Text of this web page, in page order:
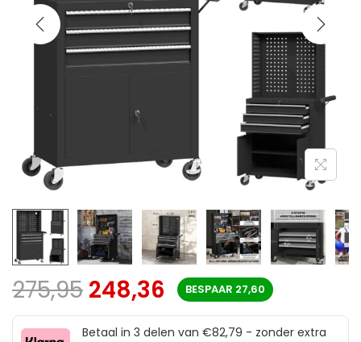
275,95 248,36 BESPAAR 27,60
Betaal in 3 delen van €82,79 - zonder extra